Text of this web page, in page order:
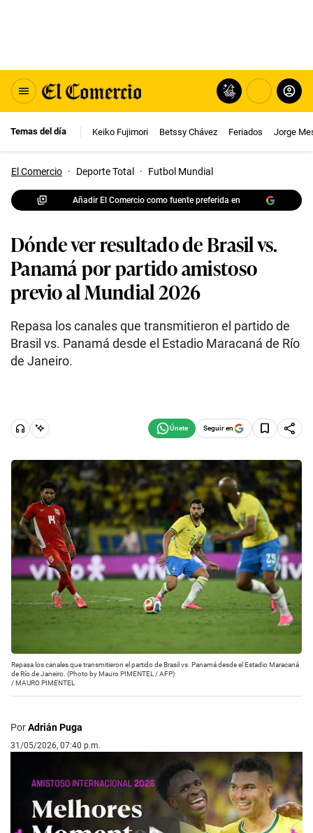
Temas del día Keiko Fujimori Betssy Chávez Feriados Jorge
El Comercio · Deporte Total · Futbol Mundial
Añadir El Comercio como fuente preferida en
Dónde ver resultado de Brasil vs.
Panamá por partido amistoso
previo al Mundial 2026
Repasa los canales que transmitieron el partido de
Brasil vs. Panamá desde el Estadio Maracaná de Río
de Janeiro.
Seguir en
Repasa los canales que transmitieron el partido de Brasil vs. Panamá desde el Estadio Maracaná
de Río de Janeiro. (Photo by Mauro PIMENTEL / AFP)
/MAURO PIMENTEL
PorAdrián Puga
31/05/2026, 07:40 p.m.